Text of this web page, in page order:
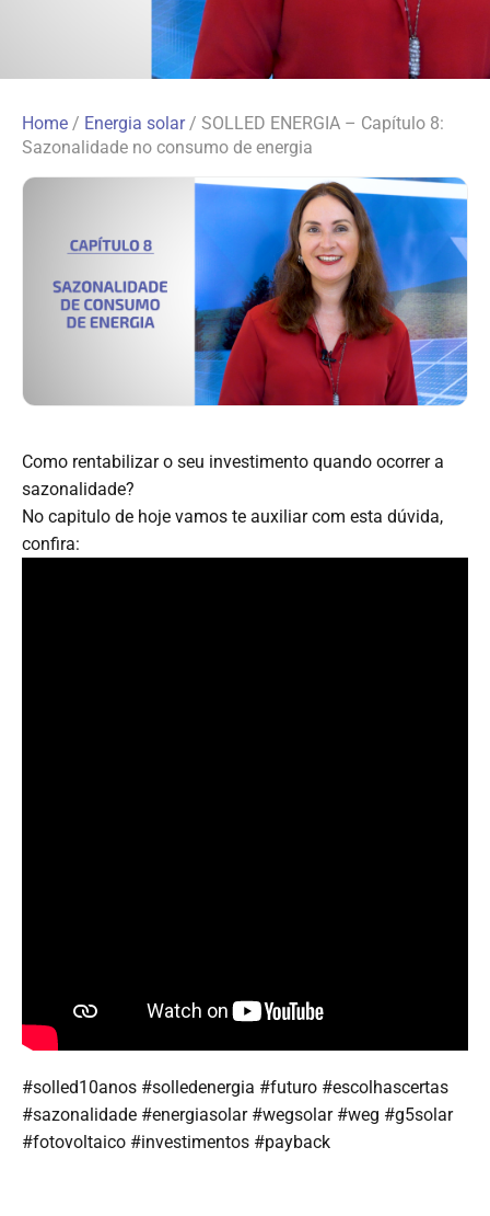
Home / Energia solar/ SOLLED ENERGIA – Capítulo 8:
Sazonalidade no consumo de energia
Como rentabilizar o seu investimento quando ocorrer a
sazonalidade?
No capitulo de hoje vamos te auxiliar com esta dúvida,
confira:
#solled10anos #solledenergia #futuro #escolhascertas
#sazonalidade #energiasolar #wegsolar #weg #g5solar
#fotovoltaico #investimentos #payback